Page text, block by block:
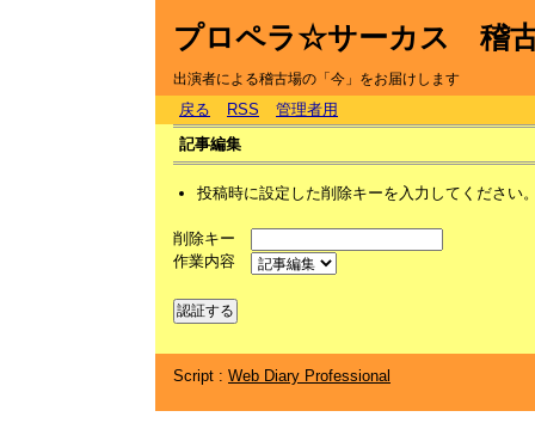
プロペラ☆サーカス 稽
出演者による稽古場の「今」をお届けします
戻る RSS
管理者用
記事編集
投稿時に設定した削除キーを入力してください
削除キー
作業内容
Script : Web Diary Professional